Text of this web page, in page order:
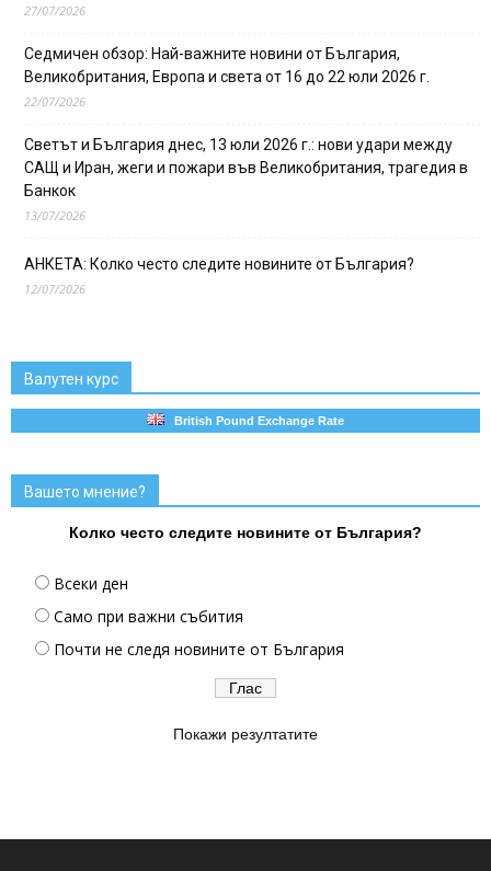
27/07/2026
Седмичен обзор: Най-важните новини от България,
Великобритания, Европа и света от 16 до 22 юли 2026 г.
22/07/2026
Светът и България днес, 13 юли 2026 г.: нови удари между
САЩ и Иран, жеги и пожари във Великобритания, трагедия в
Банкок
13/07/2026
АНКЕТА: Колко често следите новините от България?
12/07/2026
Валутен курс
British Pound Exchange Rate
Вашето мнение?
Колко често следите новините от България?
Всеки ден
Само при важни събития
Почти не следя новините от България
Покажи резултатите